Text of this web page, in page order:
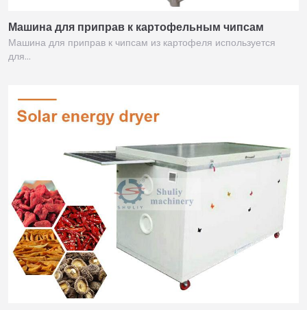
Машина для приправ к картофельным чипсам
Машина для приправ к чипсам из картофеля используется
для…